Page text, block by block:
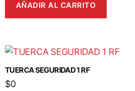
AÑADIR AL CARRITO
TUERCA SEGURIDAD 1 RF
$0